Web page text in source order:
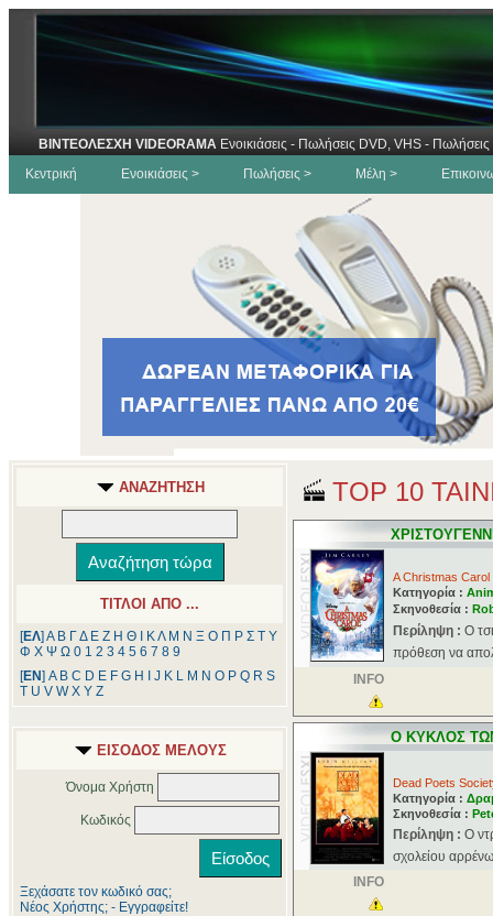
ΒΙΝΤΕΟΛΕΣΧΗ VIDEORAMA Ενοικιάσεις - Πωλήσεις DVD, VHS -
Κεντρική
Ενοικιάσεις > Πωλήσεις > Μέλη >
ΑΝΑΖΗΤΗΣΗ
ΤΙΤΛΟΙ ΑΠΟ ...
[ΕΛ] Α Β ΓΔ Ε Ζ Η Θ ΚΛ Μ Ν Ξ Ο Π Ρ Σ Τ Υ
Φ Χ Ψ Ω 0 1 2 3 4 5 6 7 8 9
[ΕΝ] A B C D E F G H J K L M N O P Q R S
T U V W X Y Z
ΕΙΣΟΔΟΣ ΜΕΛΟΥΣ
Όνομα Χρήστη
Κωδικός
Ξεχάσατε τον κωδικό σας;
Νέος Χρήστης; - Εγγραφείτε!
TOP 10
A Christmas Carol
Κατηγορία :
Σκηνοθεσία :
Περίληψη : Ο
πρόθεση να
INFO
Ο ΚΥΚΛΟΣ
Dead Poets
Κατηγορία :
Σκηνοθεσία :
Περίληψη : Ο
σχολείου
INFO